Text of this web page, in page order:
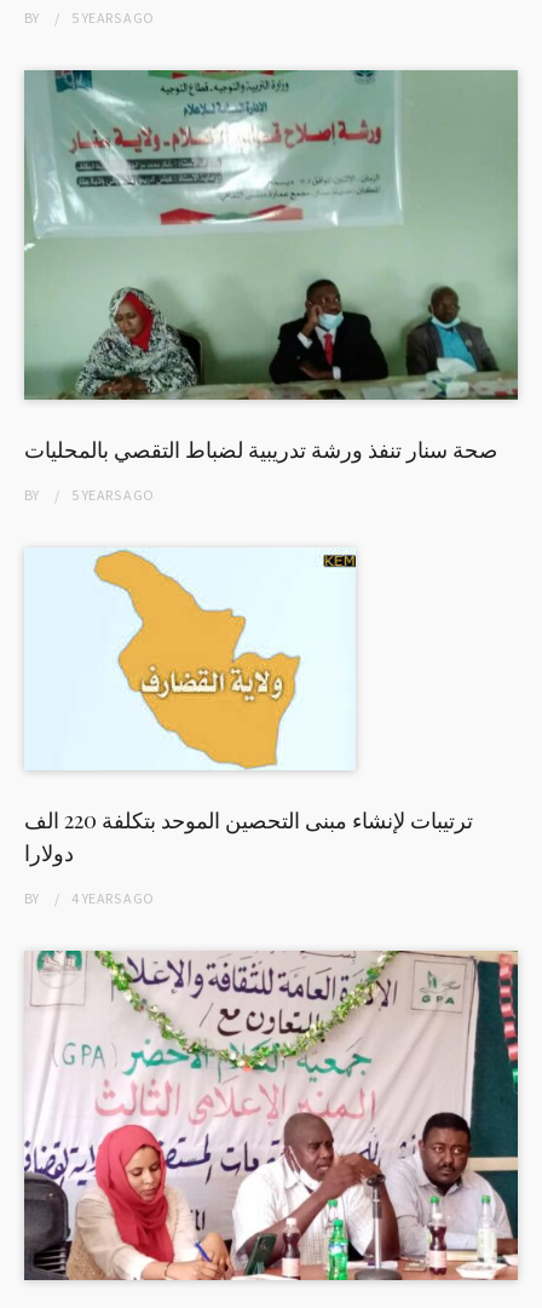
BY 5 YEARSAGO
صحة سنار تنفذ ورشة تدريبية لضباط التقصي بالمحليات
BY 5 YEARSAGO
ترتيبات لإنشاء مبنى التحصين الموحد بتكلفة 220 الف
دولارا
BY 4 YEARSAGO